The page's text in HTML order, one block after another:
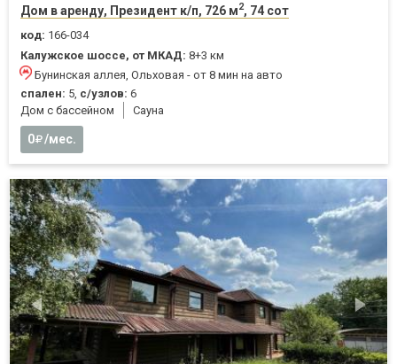
Дом в аренду, Президент к/п, 726 м2, 74 сот
код: 166-034
Калужское шоссе, от МКАД: 8+3 км
Бунинская аллея, Ольховая - от 8 мин на авто
спален: 5, с/узлов: 6
Дом с бассейном
Cауна
0 /мес.